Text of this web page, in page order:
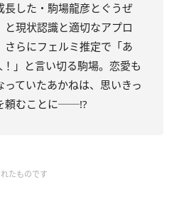
した・駒場龍彦とぐうぜ
現状認識と適切なアプロ
らにフェルミ推定で「あ
」と言い切る駒場。恋愛も
ていたあかねは、思いきっ
頼むことに──!?
たものです